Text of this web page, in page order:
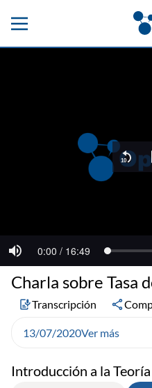
Introducción a la
Charla sobre Tasa
Transcripción
13/07/2020Ver más